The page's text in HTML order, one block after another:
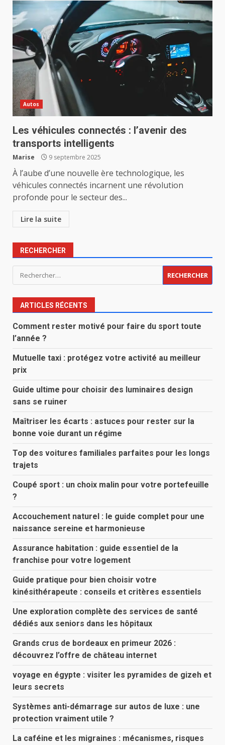
Autos
Les véhicules connectés : l’avenir des
transports intelligents
Marise 9 septembre 2025
À l’aube d’une nouvelle ère technologique, les
véhicules connectés incarnent une révolution
profonde pour le secteur des...
Lire la suite
RECHERCHER
Rechercher :
ARTICLES RÉCENTS
Comment rester motivé pour faire du sport toute
l’année ?
Mutuelle taxi : protégez votre activité au meilleur
prix
Guide ultime pour choisir des luminaires design
sans se ruiner
Maîtriser les écarts : astuces pour rester sur la
bonne voie durant un régime
Top des voitures familiales parfaites pour les longs
trajets
Coupé sport : un choix malin pour votre portefeuille
?
Accouchement naturel : le guide complet pour une
naissance sereine et harmonieuse
Assurance habitation : guide essentiel de la
franchise pour votre logement
Guide pratique pour bien choisir votre
kinésithérapeute : conseils et critères essentiels
Une exploration complète des services de santé
dédiés aux seniors dans les hôpitaux
Grands crus de bordeaux en primeur 2026 :
découvrez l’offre de château internet
voyage en égypte : visiter les pyramides de gizeh et
leurs secrets
Systèmes anti-démarrage sur autos de luxe : une
protection vraiment utile ?
La caféine et les migraines : mécanismes, risques